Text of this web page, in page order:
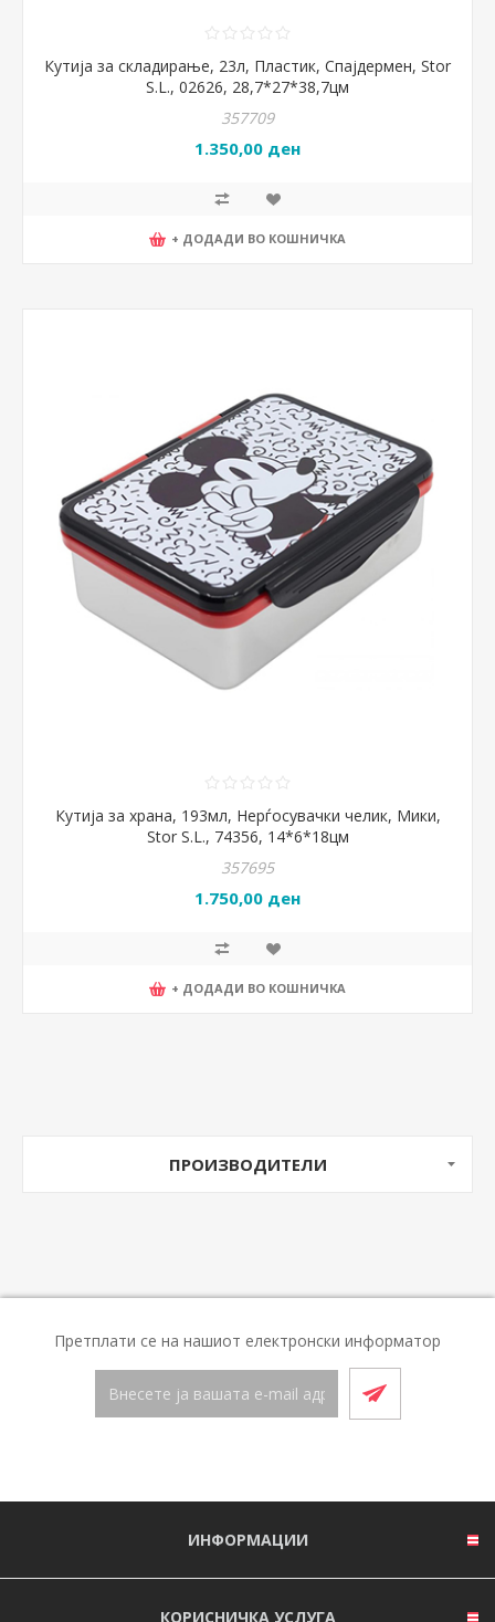
Кутија за складирање, 23л, Пластик, Спајдермен, Stor
S.L., 02626, 28,7*27*38,7цм
357709
1.350,00 ден
+ ДОДАДИ ВО КОШНИЧКА
Кутија за храна, 193мл, Нерѓосувачки челик, Мики,
Stor S.L., 74356, 14*6*18цм
357695
1.750,00 ден
+ ДОДАДИ ВО КОШНИЧКА
ПРОИЗВОДИТЕЛИ
Претплати се на нашиот електронски информатор
ИНФОРМАЦИИ
КОРИСНИЧКА УСЛУГА